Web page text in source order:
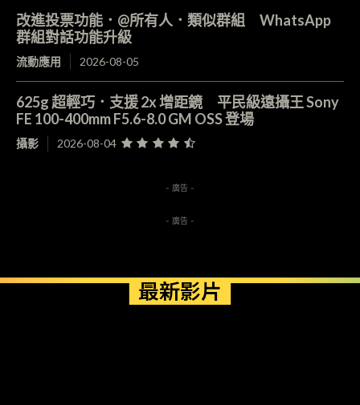
改進投票功能．@所有人．類似群組 WhatsApp
群組對話功能升級
流動應用 2026-08-05
625g 超輕巧．支援 2x 增距鏡 平民級遠攝王 Sony
FE 100-400mm F5.6-8.0 GM OSS 登場
攝影 2026-08-04
- 廣告 -
- 廣告 -
最新影片